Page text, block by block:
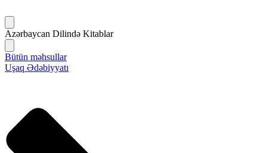
Azərbaycan Dilində Kitablar
Bütün məhsullar
Uşaq Ədəbiyyatı